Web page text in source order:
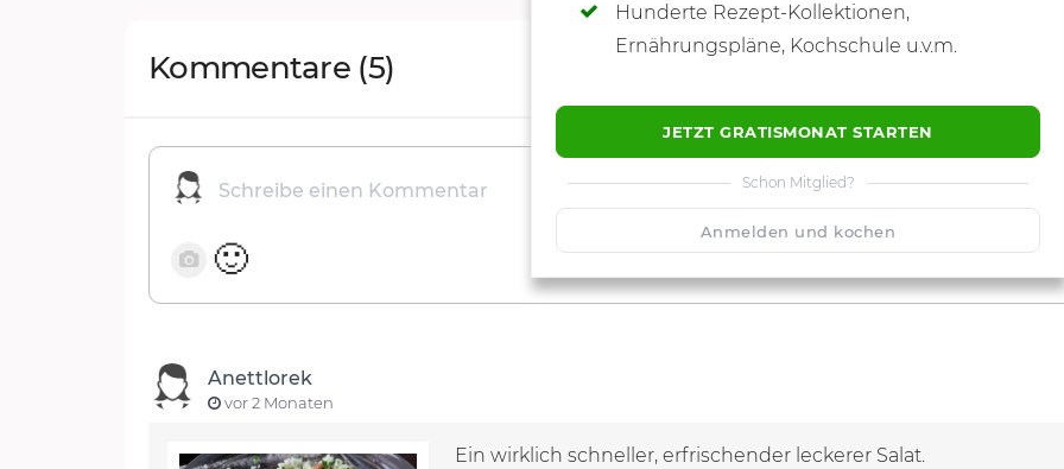
Hunderte Rezept-Kollektionen,
Ernährungspläne, Kochschule u.v.m.
JETZT GRATISMONAT STARTEN
Schon Mitglied?
Anmelden und kochen
Kommentare (5)
🙂
Anettlorek
vor 2 Monaten
Ein wirklich schneller, erfrischender leckerer Salat.